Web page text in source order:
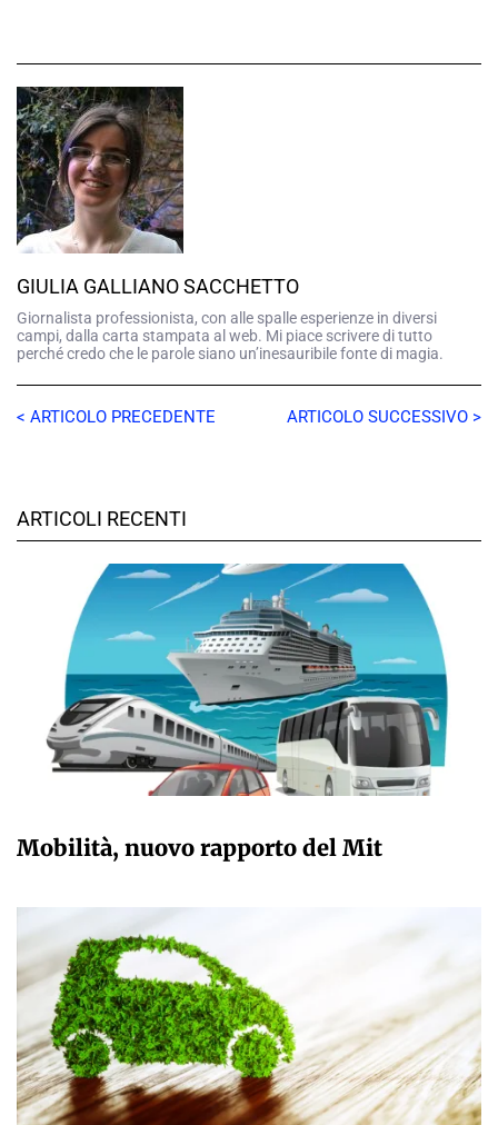
GIULIA GALLIANO SACCHETTO
Giornalista professionista, con alle spalle esperienze in diversi
campi, dalla carta stampata al web. Mi piace scrivere di tutto
perché credo che le parole siano un’inesauribile fonte di magia.
< ARTICOLO PRECEDENTE ARTICOLO SUCCESSIVO >
ARTICOLI RECENTI
Mobilità, nuovo rapporto del Mit